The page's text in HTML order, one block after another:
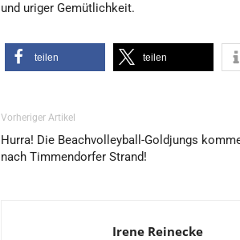
und uri­ger Gemütlichkeit.
tei­len tei­len
Vorheriger Artikel
Hurra! Die Beachvolleyball-Goldjungs
nach Timmendorfer Strand!
Irene Reinecke